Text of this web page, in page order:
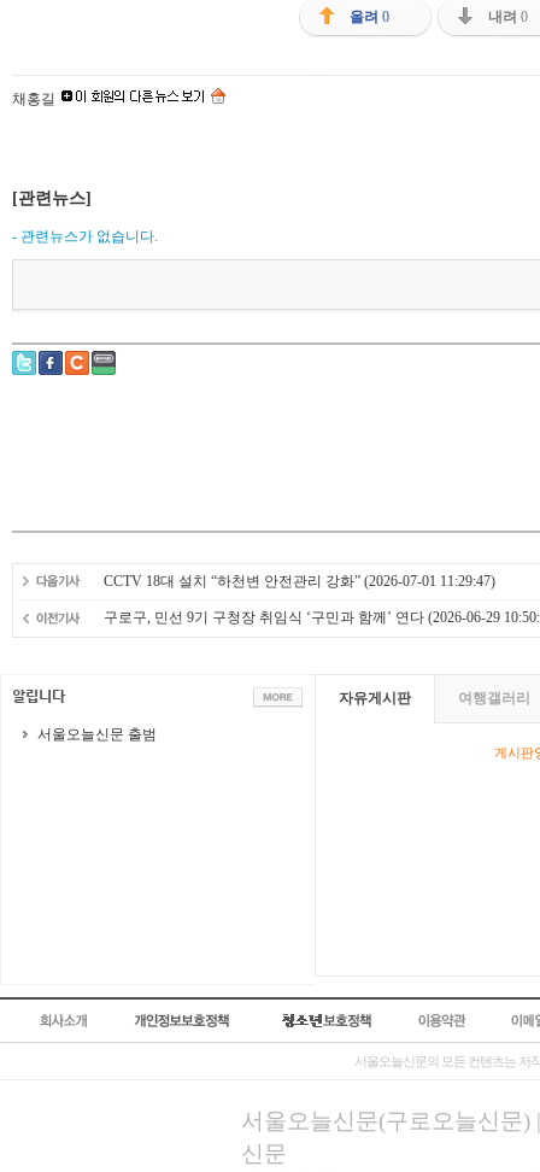
올려 0 내려 0
채홍길
[관련뉴스]
- 관련뉴스가 없습니다.
CCTV 18대 설치 “하천변 안전관리 강화” (2026-07-01 11:29:47)
구로구, 민선 9기 구청장 취임식 ‘구민과 함께’ 연다 (2026-06-29
서울오늘신문 출범
자유게시판 여행갤러리
게시판
서울오늘신문의 모든 컨텐츠는 저
서울오늘신문(구로오늘신문)
신문